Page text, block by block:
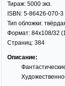
Тираж: 5000 экз.
ISBN: 5-86426-070-3
Тип обложки:
Формат: 84x108/32
Страниц: 384
Описание: